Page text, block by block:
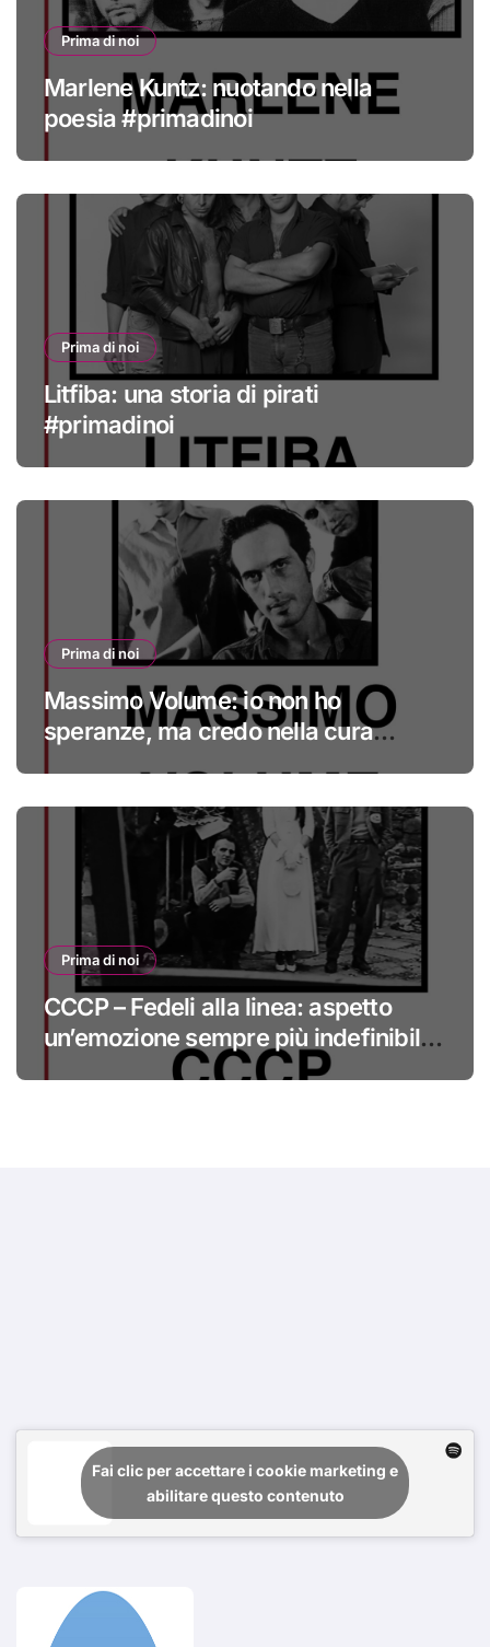
Prima di noi
Marlene Kuntz: nuotando nella
poesia #primadinoi
Prima di noi
Litfiba: una storia di pirati
#primadinoi
Prima di noi
Massimo Volume: io non ho
speranze, ma credo nella cura
Prima di noi
CCCP – Fedeli alla linea: aspetto
un’emozione sempre più indefinibile
#primadinoi
Fai clic per accettare i cookie marketing e
abilitare questo contenuto